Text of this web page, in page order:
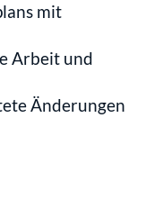
mit
Arbeit und
Änderungen